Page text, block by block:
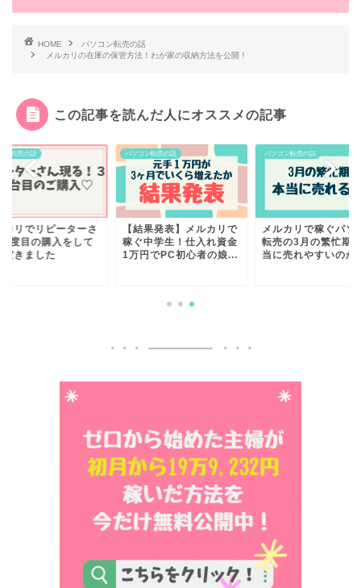
HOME
パソコン転売の話
メルカリの在庫の保管方法！わが家の収納方法を公開！
この記事を読んだ人にオススメの記事
ン転売の話
カリでリピーターさ
3度目の購入をして
だきました
パソコン転売の話
【結果発表】メルカリで
稼ぐ中学生！仕入れ資金
1万円でPC初心者の娘...
パソコン転売の話
メルカリで稼ぐパソ
転売の3月の繁忙期
当に売れやすいのか